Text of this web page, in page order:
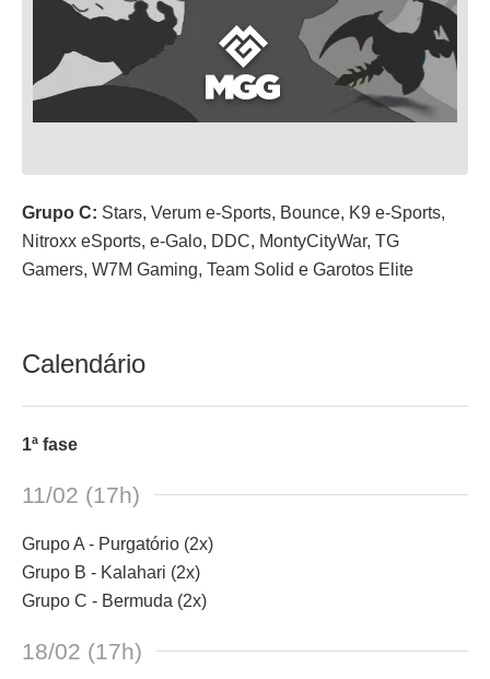
Grupo C: Stars, Verum e-Sports, Bounce, K9 e-Sports,
Nitroxx eSports, e-Galo, DDC, MontyCityWar, TG
Gamers, W7M Gaming, Team Solid e Garotos Elite
Calendário
1ª fase
11/02 (17h)
Grupo A - Purgatório (2x)
Grupo B - Kalahari (2x)
Grupo C - Bermuda (2x)
18/02 (17h)